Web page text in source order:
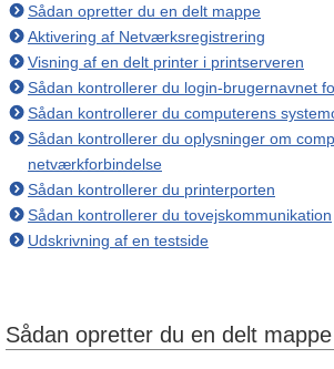
Sådan opretter du en delt mappe
Aktivering af Netværksregistrering
Visning af en delt printer i printserveren
Sådan kontrollerer du login-brugernavnet
Sådan kontrollerer du computerens
Sådan kontrollerer du oplysninger om
netværkforbindelse
Sådan kontrollerer du printerporten
Sådan kontrollerer du tovejskommunikation
Udskrivning af en testside
Sådan opretter du en delt mappe